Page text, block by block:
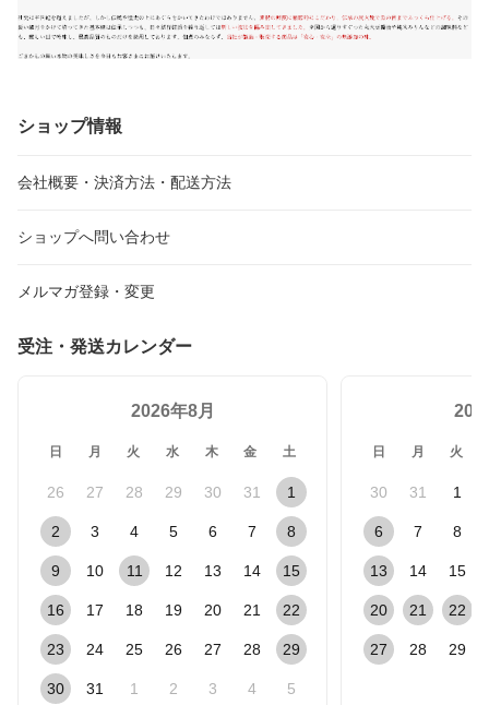
ショップ情報
会社概要・決済方法・配送方法
ショップへ問い合わせ
メルマガ登録・変更
受注・発送カレンダー
2026年8月
日 月 火 水 木 金 土
26 27 28 29 30 31 1
2 3 4 5 6 7 8
9 10 11 12 13 14 15
16 17 18 19 20 21 22
23 24 25 26 27 28 29
30 31 1 2 3 4 5
日 月 火
30 31 1
6 7 8
13 14 15
20 21 22
27 28 29